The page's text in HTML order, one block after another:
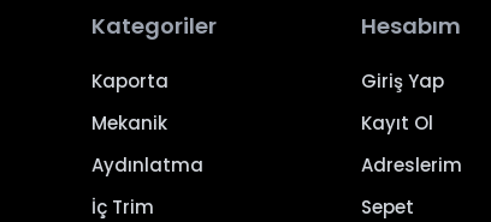
Kategoriler
Kaporta
Mekanik
Aydınlatma
İç Trim
Hesabım
Giriş Yap
Kayıt Ol
Adreslerim
Sepet